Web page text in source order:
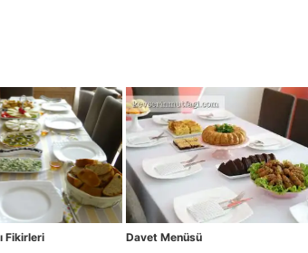
Fikirleri Davet Menüsü